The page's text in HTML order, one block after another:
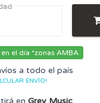
el día *zonas AMBA
a todo el país
ENVÍO!
en Grey Music.